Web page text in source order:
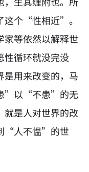
这个“性相近”。
家等依然以解释世
循环就没完没
是用来改变的，马
”以“不患”的无
就是人对世界的改
“人不愠”的世